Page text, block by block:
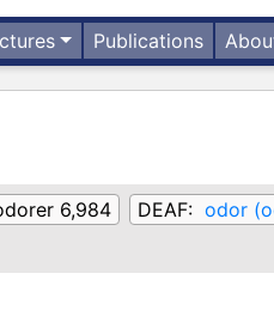
Publications
6,984 DEAF: odor